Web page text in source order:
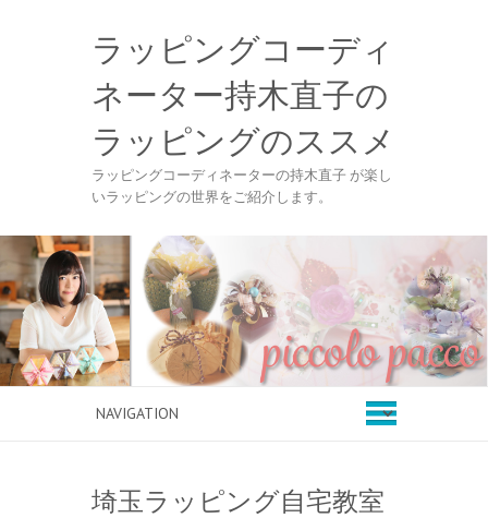
ラッピングコーディ
ネーター持木直子の
ラッピングのススメ
ラッピングコーディネーターの持木直子 が楽し
いラッピングの世界をご紹介します。
埼玉ラッピング自宅教室